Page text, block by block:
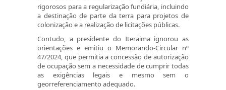
rigorosos para a regularização fundiária, incluindo
a destinação de parte da terra para projetos de
colonização e a realização de licitações públicas.
Contudo, a presidente do Iteraima ignorou as
orientações e emitiu o Memorando-Circular nº
47/2024, que permitia a concessão de autorização
de ocupação sem a necessidade de cumprir todas
as exigências legais e mesmo sem o
georreferenciamento adequado.